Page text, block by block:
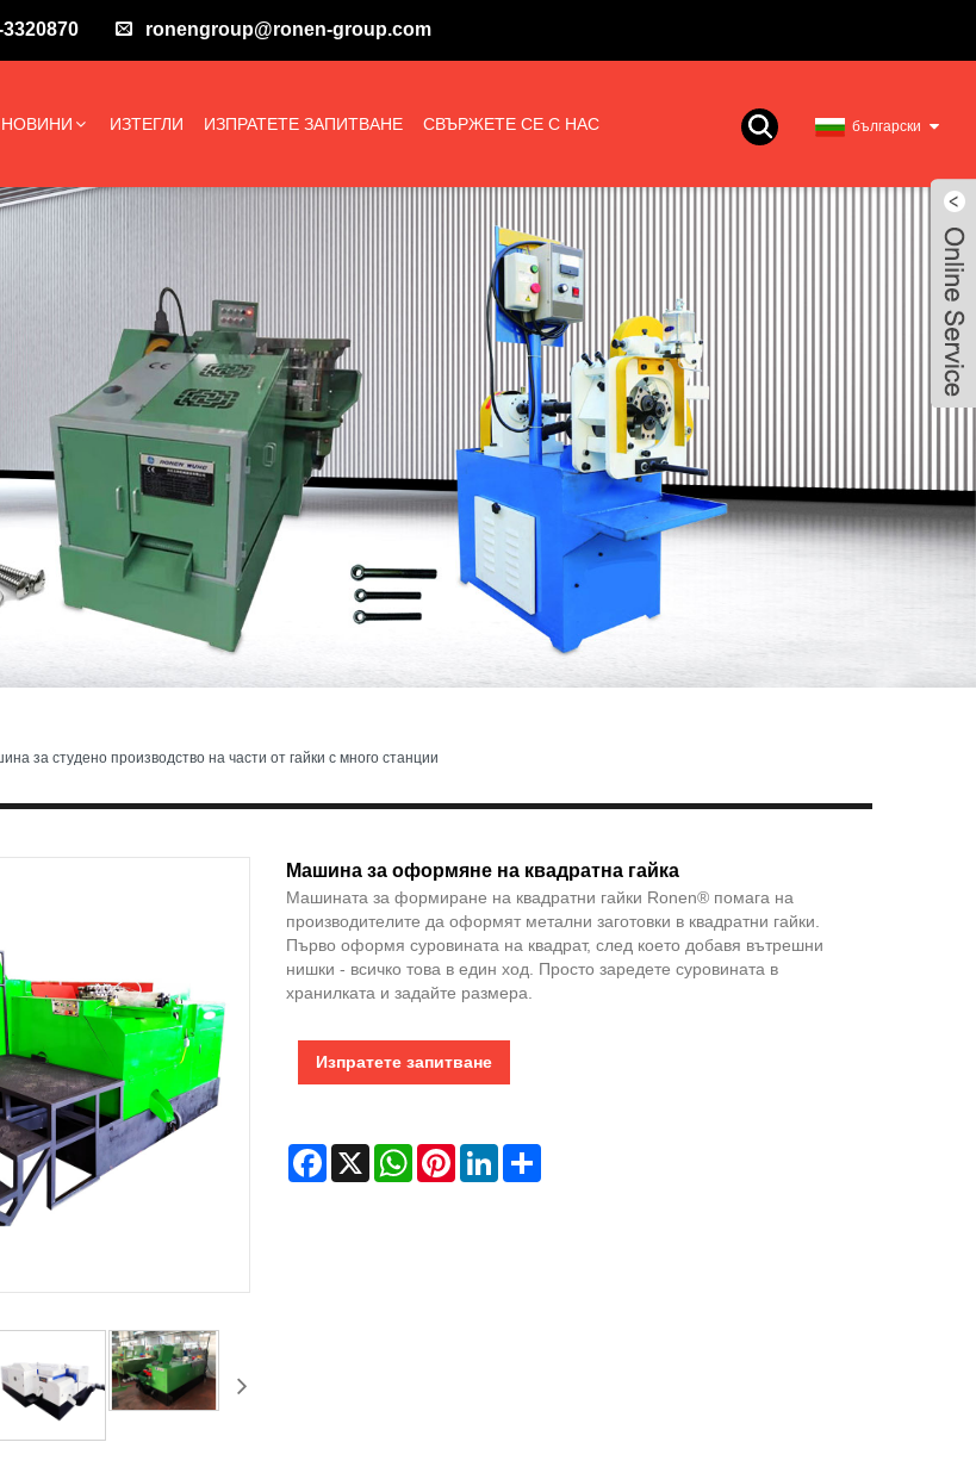
ronengroup@ronen-group.com
български
НОВИНИ ИЗТЕГЛИ ИЗПРАТЕТЕ ЗАПИТВАНЕ СВЪРЖЕТЕ СЕ С НАС
за студено производство на части от гайки с много станции
Машина за оформяне на квадратна гайка
Машината за формиране на квадратни гайки Ronen® помага на
производителите да оформят метални заготовки в квадратни гайки.
Първо оформя суровината на квадрат, след което добавя вътрешни
нишки - всичко това в един ход. Просто заредете суровината в
хранилката и задайте размера.
Изпратете запитване
Facebook
X WhatsAppPinterestLinkedInShare